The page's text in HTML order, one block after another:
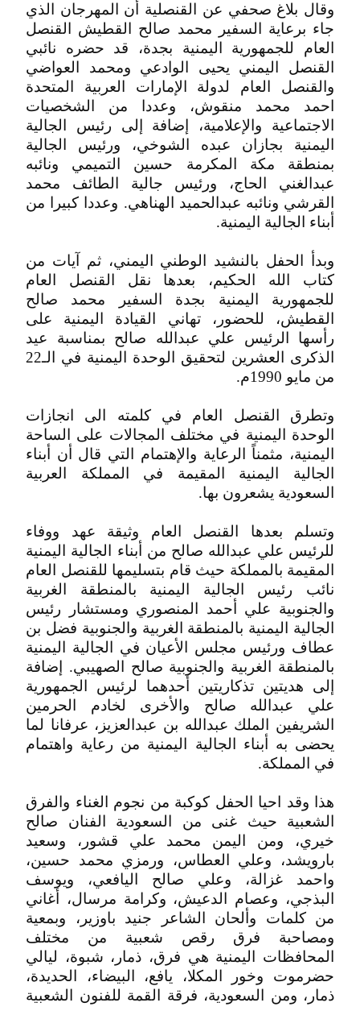
وقال بلاغ صحفي عن القنصلية أن المهرجان الذي
جاء برعاية السفير محمد صالح القطيش القنصل
العام للجمهورية اليمنية بجدة، قد حضره نائبي
القنصل اليمني يحيى الوادعي ومحمد العواضي
والقنصل العام لدولة الإمارات العربية المتحدة
احمد محمد منقوش، وعددا من الشخصيات
الاجتماعية والإعلامية، إضافة إلى رئيس الجالية
اليمنية بجازان عبده الشوخي، ورئيس الجالية
بمنطقة مكة المكرمة حسين التميمي ونائبه
عبدالغني الحاج، ورئيس جالية الطائف محمد
القرشي ونائبه عبدالحميد الهناهي. وعددا كبيرا من
أبناء الجالية اليمنية.
وبدأ الحفل بالنشيد الوطني اليمني، ثم آيات من
كتاب الله الحكيم، بعدها نقل القنصل العام
للجمهورية اليمنية بجدة السفير محمد صالح
القطيش، للحضور، تهاني القيادة اليمنية على
رأسها الرئيس علي عبدالله صالح بمناسبة عيد
الذكرى العشرين لتحقيق الوحدة اليمنية في الـ22
من مايو 1990م.
وتطرق القنصل العام في كلمته الى انجازات
الوحدة اليمنية في مختلف المجالات على الساحة
اليمنية، مثمناً الرعاية والإهتمام التي قال أن أبناء
الجالية اليمنية المقيمة في المملكة العربية
السعودية يشعرون بها.
وتسلم بعدها القنصل العام وثيقة عهد ووفاء
للرئيس علي عبدالله صالح من أبناء الجالية اليمنية
المقيمة بالمملكة حيث قام بتسليمها للقنصل العام
نائب رئيس الجالية اليمنية بالمنطقة الغربية
والجنوبية علي أحمد المنصوري ومستشار رئيس
الجالية اليمنية بالمنطقة الغربية والجنوبية فضل بن
عطاف ورئيس مجلس الأعيان في الجالية اليمنية
بالمنطقة الغربية والجنوبية صالح الصهيبي. إضافة
إلى هديتين تذكاريتين أحدهما لرئيس الجمهورية
علي عبدالله صالح والأخرى لخادم الحرمين
الشريفين الملك عبدالله بن عبدالعزيز، عرفانا لما
يحضى به أبناء الجالية اليمنية من رعاية واهتمام
في المملكة.
هذا وقد احيا الحفل كوكبة من نجوم الغناء والفرق
الشعبية حيث غنى من السعودية الفنان صالح
خيري، ومن اليمن محمد علي قشور، وسعيد
بارويشد، وعلي العطاس، ورمزي محمد حسين،
واحمد غزالة، وعلي صالح اليافعي، ويوسف
البذجي، وعصام الدعيش، وكرامة مرسال، أغاني
من كلمات وألحان الشاعر جنيد باوزير، وبمعية
ومصاحبة فرق رقص شعبية من مختلف
المحافظات اليمنية هي فرق، ذمار، شبوة، ليالي
حضرموت وخور المكلا، يافع، البيضاء، الحديدة،
ذمار، ومن السعودية، فرقة القمة للفنون الشعبية